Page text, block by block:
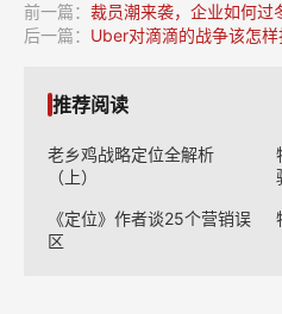
前一篇： 裁员潮来袭，企业如何过
后一篇： Uber对滴滴的战争该怎样
推荐阅读
老乡鸡战略定位全解析
（上）
《定位》作者谈25个营销误
区